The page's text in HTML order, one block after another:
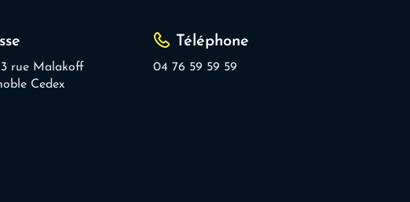
3 rue Malakoff
Cedex
Téléphone
04 76 59 59 59